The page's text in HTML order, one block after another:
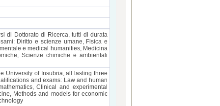
di Dottorato di Ricerca, tutti di durata
Diritto e scienze umane, Fisica e
e medical humanities, Medicina
Scienze chimiche e ambientali
University of Insubria, all lasting three
and exams: Law and human
Clinical and experimental
Methods and models for economic